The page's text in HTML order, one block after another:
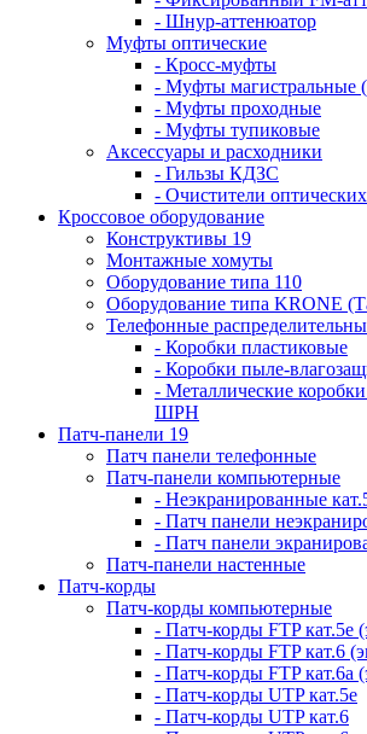
- Шнур-аттенюатор
Муфты оптические
- Кросс-муфты
- Муфты магистральные
- Муфты проходные
- Муфты тупиковые
Аксессуары и расходники
- Гильзы КДЗС
- Очистители
Кроссовое оборудование
Конструктивы 19
Монтажные хомуты
Оборудование типа 110
Оборудование типа KRONE
Телефонные
- Коробки пластиковые
- Коробки пыле-
- Металлические
ШРН
Патч-панели 19
Патч панели телефонные
Патч-панели компьютерные
- Неэкранированные
- Патч панели
- Патч панели
Патч-панели настенные
Патч-корды
Патч-корды компьютерные
- Патч-корды FTP кат.5е
- Патч-корды FTP кат.6
- Патч-корды FTP кат.6а
- Патч-корды UTP кат.5е
- Патч-корды UTP кат.6